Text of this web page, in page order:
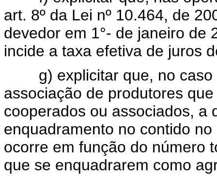
art. 8º da Lei nº 10.464, de
devedor em 1°- de janeiro de
incide a taxa efetiva de juros
g) explicitar que, no caso
associação de produtores
cooperados ou associados, a
enquadramento no contido
ocorre em função do número
que se enquadrarem como